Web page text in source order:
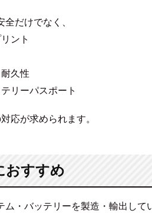
だけでなく、
ント
久性
ーパスポート
応が求められます。
おすすめ
バッテリーを製造・輸出して